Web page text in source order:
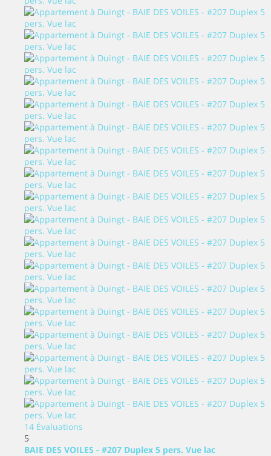
14 Évaluations
5
BAIE DES VOILES - #207 Duplex 5 pers. Vue lac